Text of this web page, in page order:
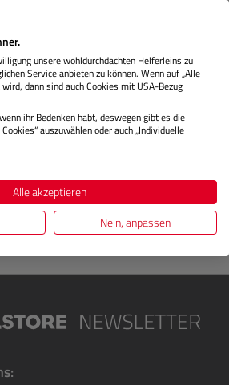
56mm F1.4 DC DN ist ideal für
Es bietet einen
unsere wohldurchdachten Helferleins zu
Service anbieten zu können. Wenn auf „Alle
dann sind auch Cookies mit USA-Bezug
ihr Bedenken habt, deswegen gibt es die
auszuwählen oder auch „Individuelle
Alle akzeptieren
Nein, anpassen